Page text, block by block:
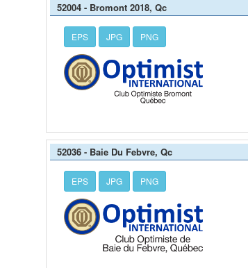
52004 - Bromont 2018, Qc
EPS JPG PNG
52036 - Baie Du Febvre, Qc
EPS JPG PNG